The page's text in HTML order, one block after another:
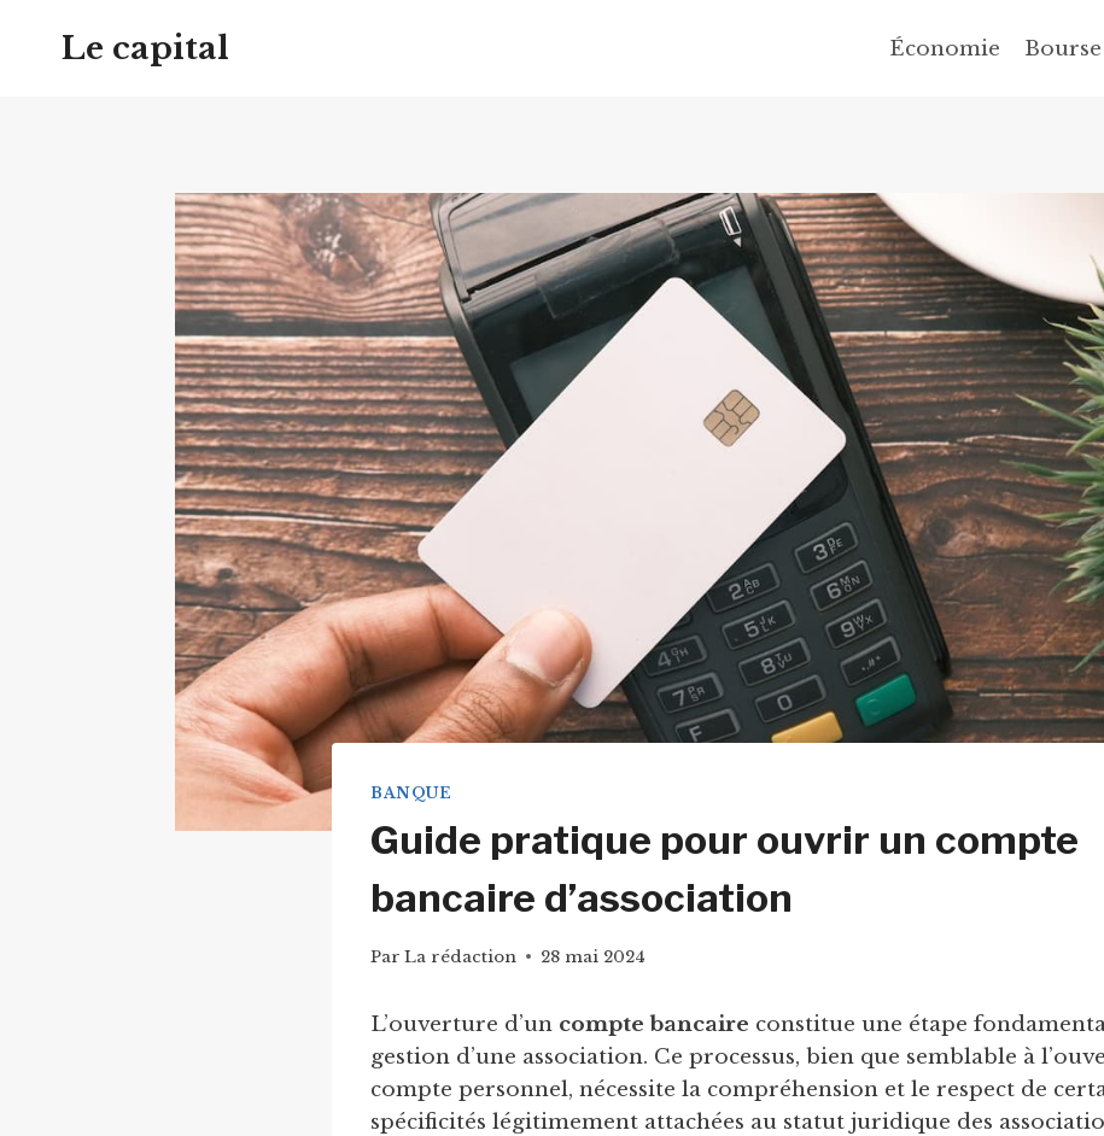
Le capital Économie Bourse
BANQUE
Guide pratique pour ouvrir un compte
bancaire d’association
Par La rédaction 28 mai 2024
L’ouverture d’un compte bancaire constitue une étape
gestion d’une association. Ce processus, bien que semblable à
compte personnel, nécessite la compréhension et le respect de
spécificités légitimement attachées au statut juridique des